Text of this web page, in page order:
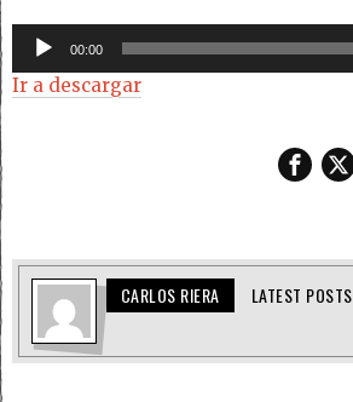
Reproductor
audio
00:00
Ir a descargar
CARLOS RIERA LATEST POSTS